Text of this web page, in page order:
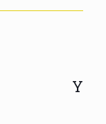
Y